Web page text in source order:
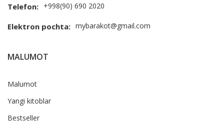
Telefon: +998(90) 690 2020
Elektron pochta: mybarakot@gmail.com
MALUMOT
Malumot
Yangi kitoblar
Bestseller